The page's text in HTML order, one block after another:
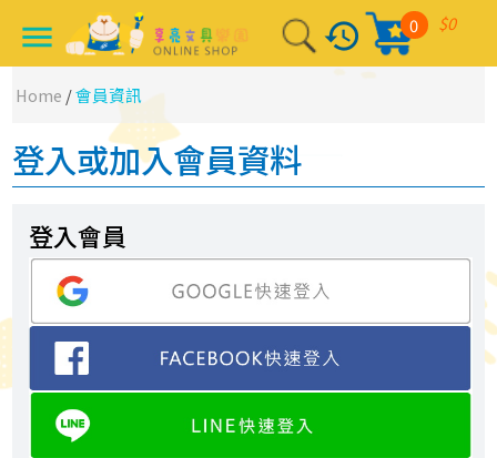
menu history $0
0
Home /會員資訊
登入或加入會員資料
登入會員